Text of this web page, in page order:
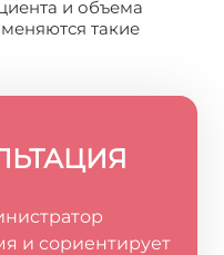
и объема
такие
и сориентирует